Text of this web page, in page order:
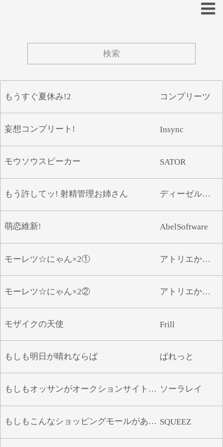
あ い う え お
さ し
た ち つ て と
な に
は ひ ふ ほ
ま み む め も
や よ
もうすぐ夏休み!2 コンプリーツ
妄想コンプリート! Insync
モウソウスピーカー SATOR
もう許してッ! 射精管理お姉さん ディーゼルマインMf
萌恋維新! AbelSoftware
モーレツ☆にゃん×2① アトリエかぐや
モーレツ☆にゃん×2② アトリエかぐや
モザイクの天使 Frill
もしも明日が晴れならば ぱれっと
もしもオッサンがオークションサイトで知り合った巨乳ギャルを落札したら ソーラレイ
もしもこんなショッピングモールがあったら!? SQUEEZ